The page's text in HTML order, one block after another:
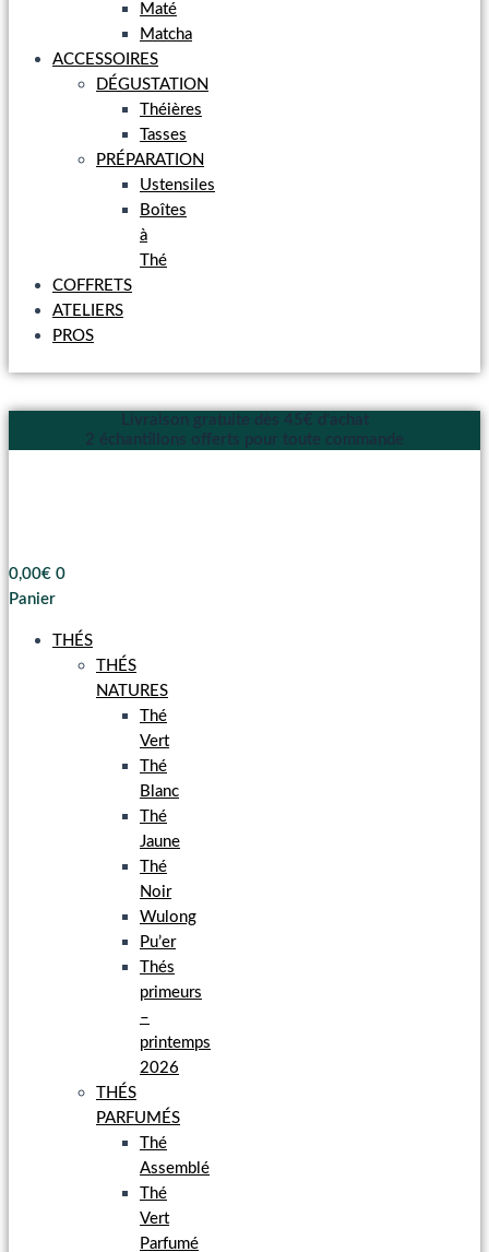
Maté
Matcha
ACCESSOIRES
DÉGUSTATION
Théières
Tasses
PRÉPARATION
Ustensiles
Boîtes
à
Thé
COFFRETS
ATELIERS
PROS
Livraison gratuite dès 45€ d'achat
2 échantillons offerts pour toute commande
0,00€ 0
Panier
THÉS
THÉS
NATURES
Thé
Vert
Thé
Blanc
Thé
Jaune
Thé
Noir
Wulong
Pu’er
Thés
primeurs
–
printemps
2026
THÉS
PARFUMÉS
Thé
Assemblé
Thé
Vert
Parfumé